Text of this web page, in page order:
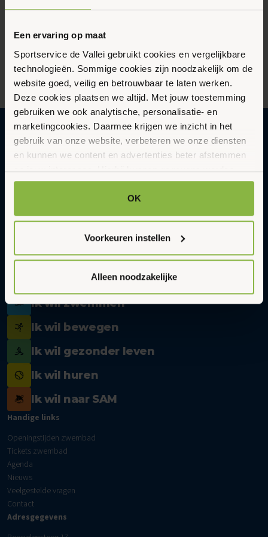
Een ervaring op maat
Sportservice de Vallei gebruikt cookies en vergelijkbare
technologieën. Sommige cookies zijn noodzakelijk om de
website goed, veilig en betrouwbaar te laten werken.
Deze cookies plaatsen we altijd. Met jouw toestemming
gebruiken we ook analytische, personalisatie- en
marketingcookies. Daarmee krijgen we inzicht in het
gebruik van onze website, verbeteren we onze diensten
en kunnen we content en advertenties beter afstemmen
op jouw interesses. Hierbij kunnen gegevens worden
gedeeld met externe partners.
Klik op ‘OK’ om alle cookies te accepteren. Kies ‘Alleen
staan. Via ‘Voorkeuren instellen’ kun je per categorie
kiezen welke cookies je accepteert. Je kunt je keuze op
cookiebeleid en onze
OK
Voorkeuren instellen
Alleen noodzakelijke
Gezonder en vitaler leven in een
duurzame en gastvrije omgeving met
Updates en nieuws in je inbox.
mailadres
Aanmelden
Ik wil zwemmen
Ik wil bewegen
Ik wil gezonder leven
Ik wil huren
Ik wil naar SAM
Handige links
Openingstijden zwembad
Tickets zwembad
Agenda
Nieuws
Veelgestelde vragen
Contact
Adresgegevens